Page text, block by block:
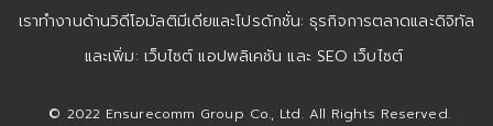
เราทำงานด้านวิดีโอมัลติมีเดียและโปรดักชั่น: ธุรกิจการตลาดและดิจิทัล
และเพิ่ม: เว็บไซต์ แอปพลิเคชัน และ SEO เว็บไซต์
© 2022 Ensurecomm Group Co., Ltd. All Rights Reserved.